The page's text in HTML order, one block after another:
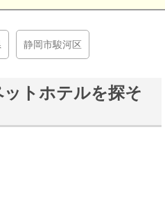
静岡市駿河区
トホテルを探そ